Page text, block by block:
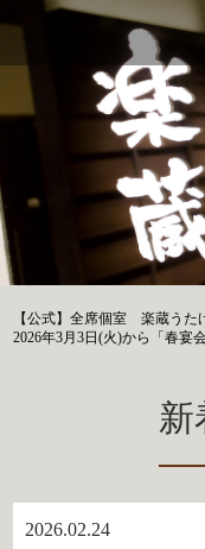
【公式】全席個室 楽蔵うた
2026年3月3日(火)から「春宴
新
2026.02.24